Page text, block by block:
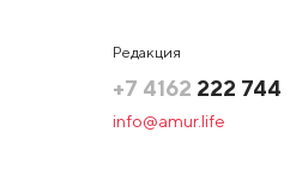
Редакция
+7 4162 222 744
info@amur.life